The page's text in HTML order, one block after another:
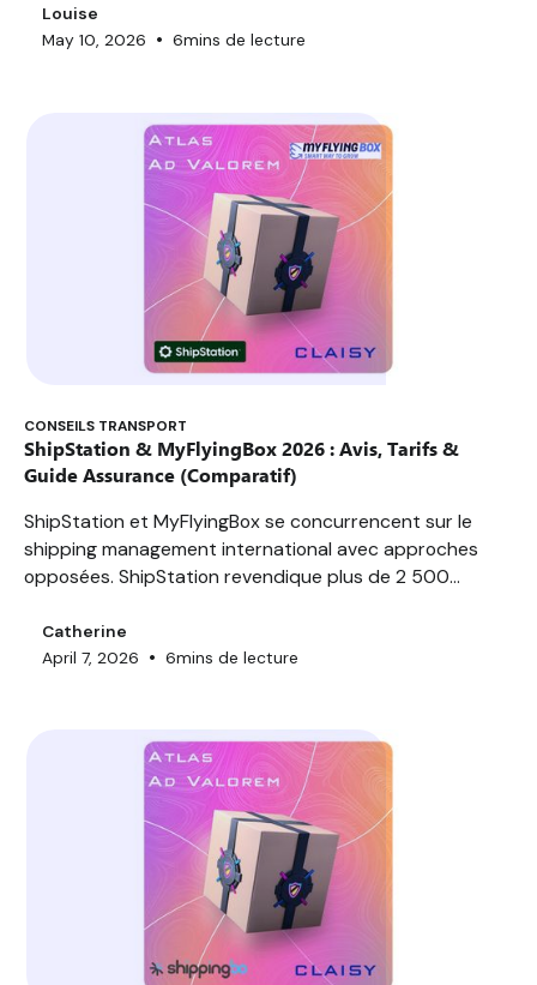
pratiques...
Louise
May 10, 2026 • 6mins de lecture
CONSEILS TRANSPORT
ShipStation & MyFlyingBox 2026 : Avis, Tarifs &
Guide Assurance (Comparatif)
ShipStation et MyFlyingBox se concurrencent sur le
shipping management international avec approches
opposées. ShipStation revendique plus de 2 500
de traiter jusqu'à 15 000 commandes/jour. MyFlyingBox,
fondé à Nice en 2011, couvre 10+ pays européens avec
Catherine
April 7, 2026 • 6mins de lecture